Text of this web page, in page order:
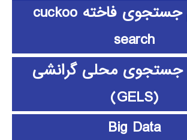
الگوریتم جستجوی فاخته cuckoo
search
جستجوی محلی گرانشی
(GELS)
Big Data